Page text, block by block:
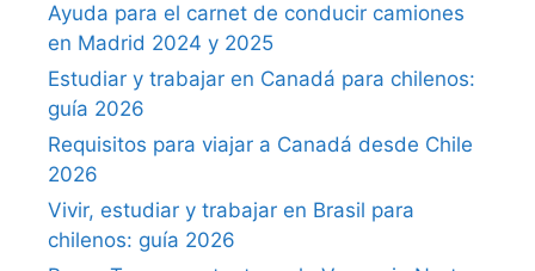
Ayuda para el carnet de conducir camiones
en Madrid 2024 y 2025
Estudiar y trabajar en Canadá para chilenos:
guía 2026
Requisitos para viajar a Canadá desde Chile
2026
Vivir, estudiar y trabajar en Brasil para
chilenos: guía 2026